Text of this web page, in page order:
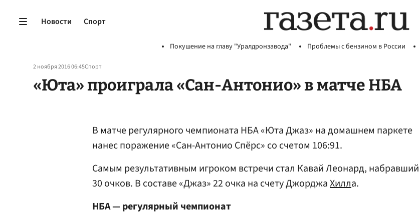
Новости Спорт
Покушение на главу "Уралдронзавода" Проблемы с бензином в России
2 ноября 2016 06:45Спорт
«Юта» проиграла «Сан-Антонио» в матче НБА
В матче регулярного чемпионата НБА «Юта Джаз» на домашнем паркете
нанес поражение «Сан-Антонио Спёрс» со счетом 106:91.
Самым результативным игроком встречи стал Кавай Леонард, набравший
30 очков. В составе «Джаз» 22 очка на счету ДжорджаХилла.
НБА — регулярный чемпионат